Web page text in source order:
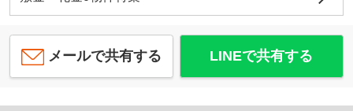
メールで共有する LINEで共有する